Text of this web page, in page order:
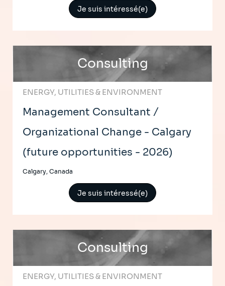
Je suis intéressé(e)
Consulting
ENERGY, UTILITIES & ENVIRONMENT
Management Consultant /
Organizational Change - Calgary
(future opportunities - 2026)
Calgary, Canada
Je suis intéressé(e)
Consulting
ENERGY, UTILITIES & ENVIRONMENT